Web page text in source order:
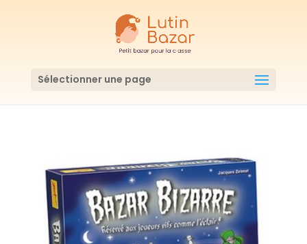
Sélectionner une page